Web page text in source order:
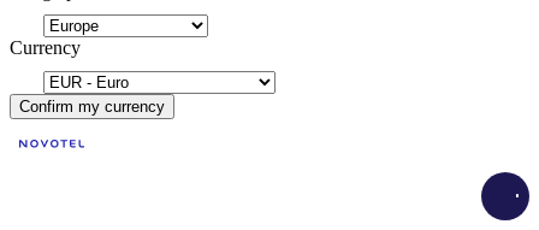
Currency
Confirm my currency